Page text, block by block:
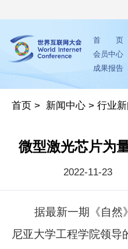
首 页
会员中心
成果报告
首页 > 新闻中心 >行业新
微型激光芯片为
2022-11-23
据最新一期《自然
尼亚大学工程学院领导